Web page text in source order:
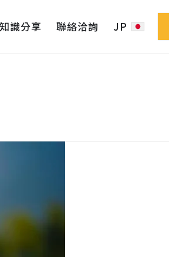
知識分享 聯絡洽詢 JP